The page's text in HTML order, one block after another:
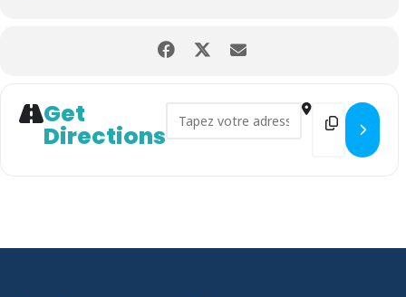
Get
Directions
Address - Escape Game Harry
Destination